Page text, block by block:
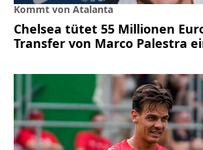
Kommt von Atalanta
Chelsea tütet 55 Millionen
Transfer von Marco Palestra